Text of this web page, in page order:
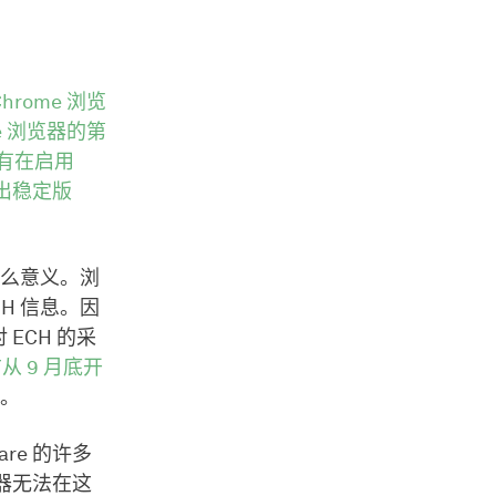
浏览
浏览器的第
在启用
稳定版
意义。浏
信息。因
ECH 的采
9 月底开
的许多
无法在这